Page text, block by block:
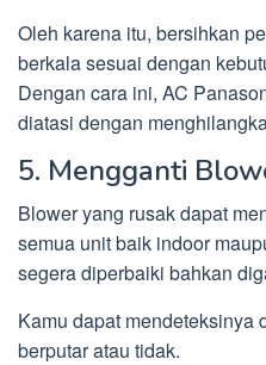
Oleh karena itu, bersihkan
berkala sesuai dengan
Dengan cara ini, AC
diatasi dengan
5. Mengganti
Blower yang rusak dapat
semua unit baik indoor
segera diperbaiki bahkan
Kamu dapat mendeteksinya
berputar atau tidak.